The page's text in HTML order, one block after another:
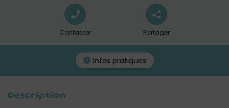
Contacter Partager
Infos pratiques
Description